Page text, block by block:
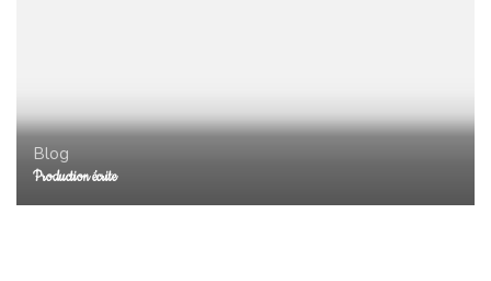
Blog
Production écrite